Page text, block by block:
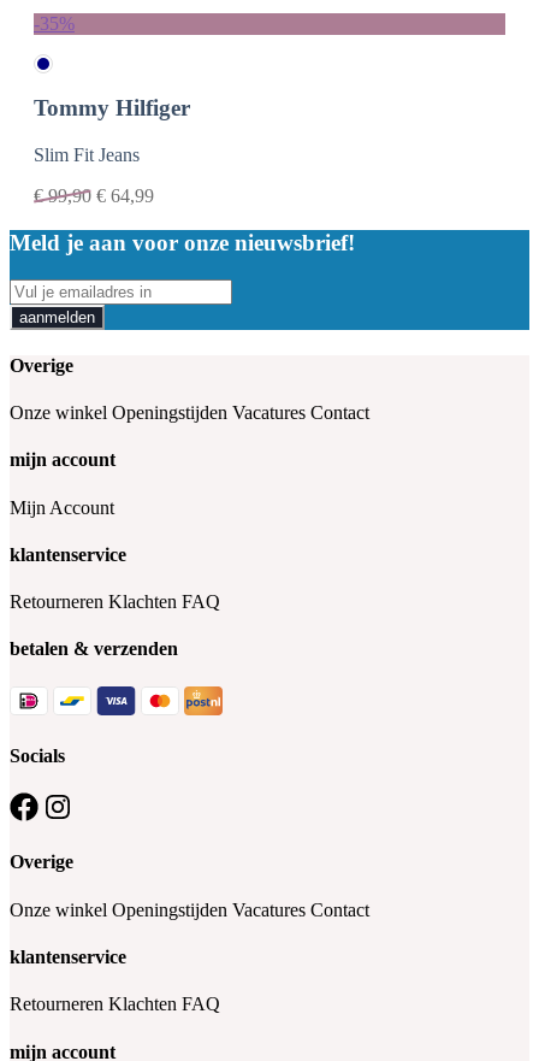
-35%
Tommy Hilfiger
Slim Fit Jeans
€99,90 € 64,99
Meld je aan voor onze nieuwsbrief!
aanmelden
Overige
Onze winkel Openingstijden Vacatures Contact
mijn account
Mijn Account
klantenservice
Retourneren Klachten FAQ
betalen & verzenden
Socials
Overige
Onze winkel Openingstijden Vacatures Contact
klantenservice
Retourneren Klachten FAQ
mijn account